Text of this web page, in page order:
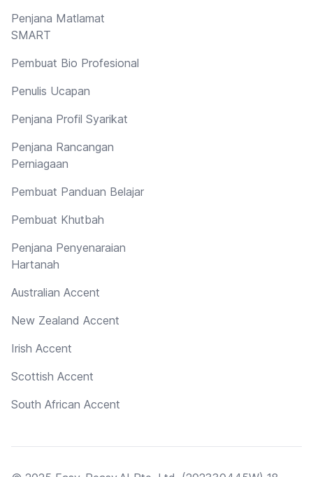
Penjana Matlamat
SMART
Pembuat Bio Profesional
Penulis Ucapan
Penjana Profil Syarikat
Penjana Rancangan
Perniagaan
Pembuat Panduan Belajar
Pembuat Khutbah
Penjana Penyenaraian
Hartanah
Australian Accent
New Zealand Accent
Irish Accent
Scottish Accent
South African Accent